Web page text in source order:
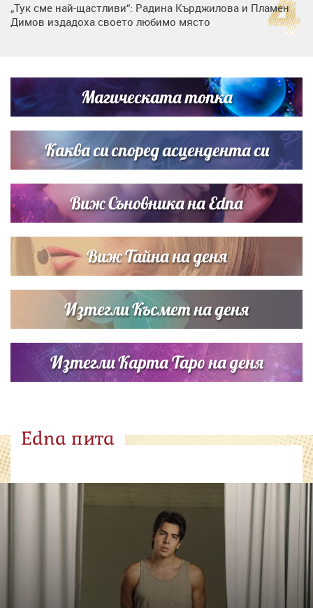
„Тук сме най-щастливи“: Радина Кърджилова и Пламен
Димов издадоха своето любимо място
кадри с Башар Рахал и малкия им син
Дъщерята на Тодор Батков вдигна сватба, Стоичков и
Братя Аргирови я изненадаха с песен
Магическата топка
Каква си според асцендента си
Виж Съновника на Edna
Виж Тайна на деня
Изтегли Късмет на деня
Изтегли Карта Таро на деня
Edna пита